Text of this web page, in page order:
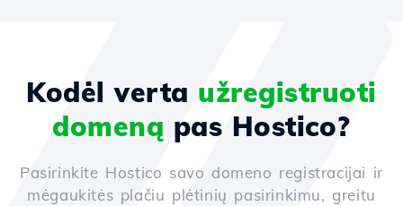
Kodėl verta užregistruoti
domeną pas Hostico?
Pasirinkite Hostico savo domeno registracijai ir
mėgaukitės plačiu plėtinių pasirinkimu, greitu